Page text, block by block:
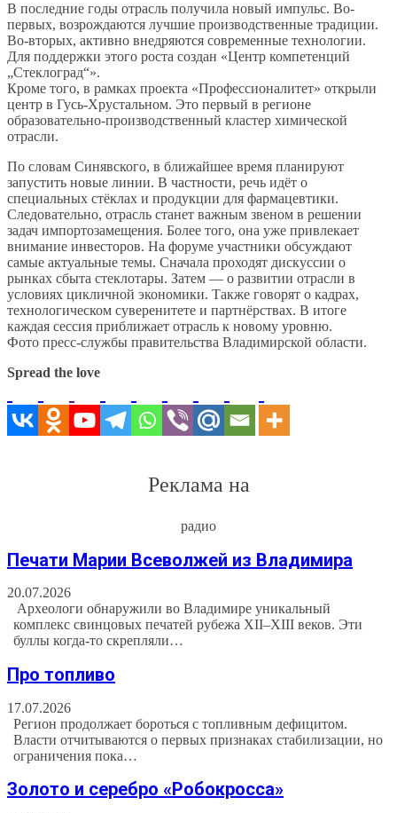
В последние годы отрасль получила новый импульс. Во-
первых, возрождаются лучшие производственные традиции.
Во-вторых, активно внедряются современные технологии.
Для поддержки этого роста создан «Центр компетенций
„Стеклоград“».
Кроме того, в рамках проекта «Профессионалитет» открыли
центр в Гусь-Хрустальном. Это первый в регионе
образовательно-производственный кластер химической
отрасли.
По словам Синявского, в ближайшее время планируют
запустить новые линии. В частности, речь идёт о
специальных стёклах и продукции для фармацевтики.
Следовательно, отрасль станет важным звеном в решении
задач импортозамещения. Более того, она уже привлекает
внимание инвесторов. На форуме участники обсуждают
самые актуальные темы. Сначала проходят дискуссии о
рынках сбыта стеклотары. Затем — о развитии отрасли в
условиях цикличной экономики. Также говорят о кадрах,
технологическом суверенитете и партнёрствах. В итоге
каждая сессия приближает отрасль к новому уровню.
Фото пресс-службы правительства Владимирской области.
Spread the love
Реклама на
радио
Печати Марии Всеволжей из Владимира
20.07.2026
Археологи обнаружили во Владимире уникальный
комплекс свинцовых печатей рубежа XII–XIII веков. Эти
буллы когда-то скрепляли…
Про топливо
17.07.2026
Регион продолжает бороться с топливным дефицитом.
Власти отчитываются о первых признаках стабилизации, но
ограничения пока…
Золото и серебро «Робокросса»